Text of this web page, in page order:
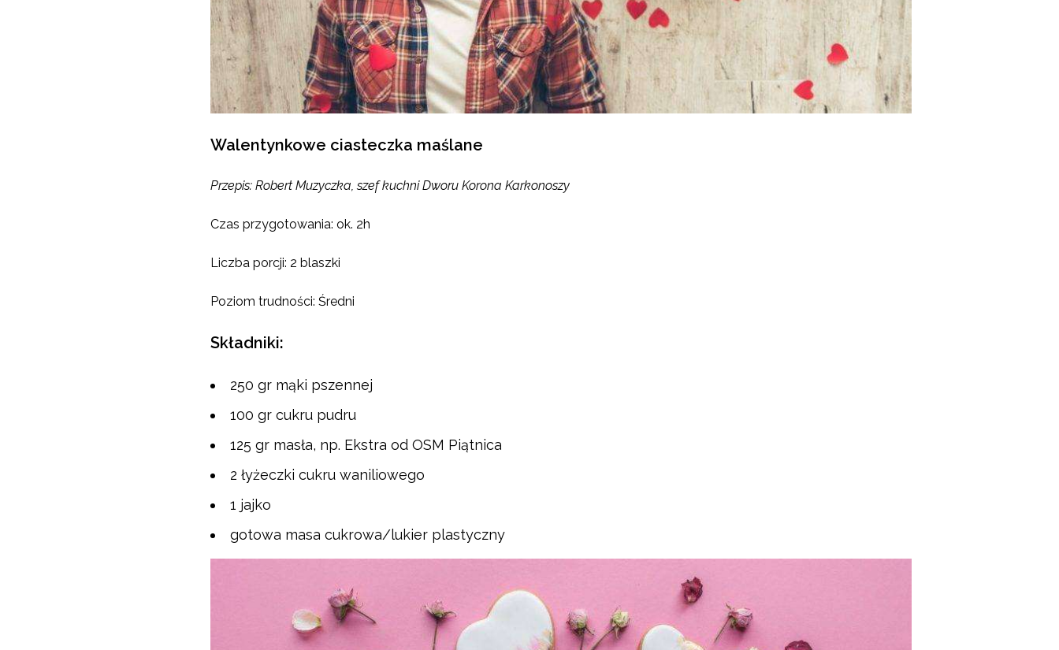
Walentynkowe ciasteczka maślane
Przepis: Robert Muzyczka, szef kuchni Dworu Korona Karkonoszy
Czas przygotowania: ok. 2h
Liczba porcji: 2 blaszki
Poziom trudności: Średni
Składniki:
250 gr mąki pszennej
100 gr cukru pudru
125 gr masła, np. Ekstra od OSM Piątnica
2 łyżeczki cukru waniliowego
1 jajko
gotowa masa cukrowa/lukier plastyczny